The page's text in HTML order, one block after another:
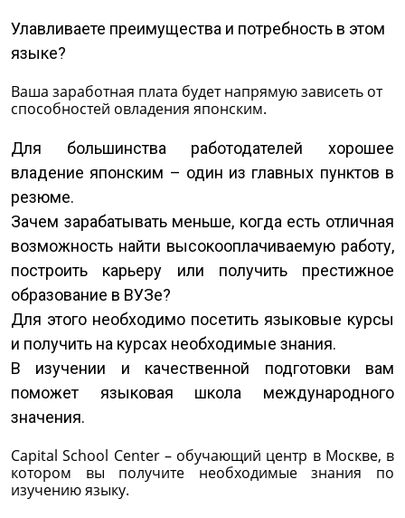
Улавливаете преимущества и потребность в этом
языке?
Ваша заработная плата будет напрямую зависеть от
способностей овладения японским.
Для большинства работодателей хорошее
владение японским – один из главных пунктов в
резюме.
Зачем зарабатывать меньше, когда есть отличная
возможность найти высокооплачиваемую работу,
построить карьеру или получить престижное
образование в ВУЗе?
Для этого необходимо посетить языковые курсы
и получить на курсах необходимые знания.
В изучении и качественной подготовки вам
поможет языковая школа международного
значения.
Capital School Center – обучающий центр в Москве, в
котором вы получите необходимые знания по
изучению языку.